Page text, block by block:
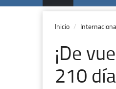
Inicio
¡De
210